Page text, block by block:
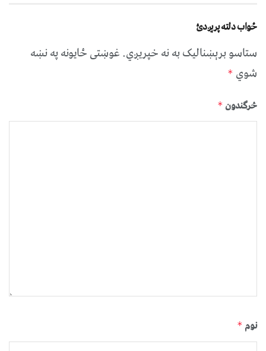
ځواب دلته پرېږدئ
ستاسو برېښناليک به نه خپريږي.غوښتى ځایونه په نښه
شوي *
څرگندون *
نوم *